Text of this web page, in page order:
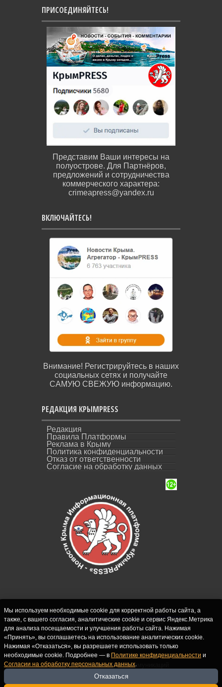
ПРИСОЕДИНЯЙТЕСЬ!
Представим Ваши интересы на
полуострове. Для Партнёров,
предложений и сотрудничества
коммерческого характера:
crimeapress@yandex.ru
ВКЛЮЧАЙТЕСЬ!
Внимание! Регистрируйтесь в наших
социальных сетях и получайте
САМУЮ СВЕЖУЮ информацию.
РЕДАКЦИЯ КРЫМPRESS
Редакция
Правила Платформы
Реклама в Крыму
Политика конфиденциальности
Отказ от ответственности
Согласие на обработку данных
СИ "Новости Крыма - КрымPRESS".
Свидетельство о регистрации СМИ ЭЛ № ФС
77-62916 выдано Федеральной службой по
надзору в сфере связи, информационных
технологий и массовых коммуникаций
(Роскомнадзор) 10.09.2015. Учредитель и
главный редактор: Крутских С.М. Почта:
Мы используем необходимые cookie для корректной работы сайта, а
также, с вашего согласия, аналитические cookie и сервис Яндекс.Метрика
для анализа посещаемости и улучшения работы сайта. Нажимая
«Принять», вы соглашаетесь на использование аналитических cookie.
Нажимая «Отказаться», вы разрешаете использовать только
необходимые cookie. Подробнее — в Политике конфиденциальности и
Согласии на обработку персональных данных.
Отказаться